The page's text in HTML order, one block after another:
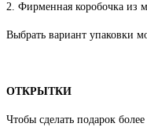
2. Фирменная коробочка из
Выбрать вариант упаковки
ОТКРЫТКИ
Чтобы сделать подарок